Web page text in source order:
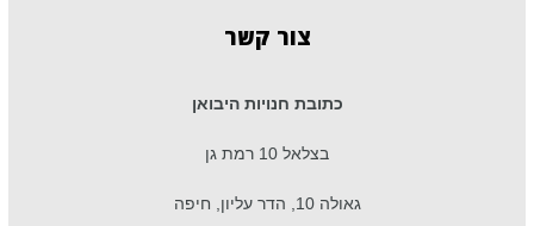
צור קשר
כתובת חנויות היבואן
בצלאל 10 רמת גן
גאולה 10, הדר עליון, חיפה